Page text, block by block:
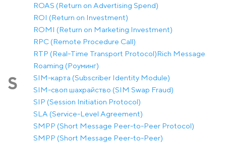
ROAS (Return on Advertising Spend)
ROI (Return on Investment)
ROMI (Return on Marketing Investment)
RPC (Remote Procedure Call)
RTP (Real-Time Transport Protocol)Rich Message
Roaming (Роуминг)
S
SIM-карта (Subscriber Identity Module)
SIM-своп шахрайство (SIM Swap Fraud)
SIP (Session Initiation Protocol)
SLA (Service-Level Agreement)
SMPP (Short Message Peer-to-Peer Protocol)
SMPP (Short Message Peer-to-Peer)